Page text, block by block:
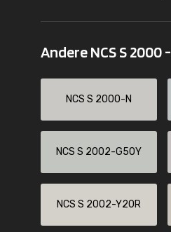
Andere NCS S 2000
NCS S 2000-N
NCS S 2002-G50Y
NCS S 2002-Y20R